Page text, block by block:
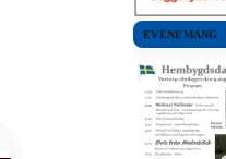
EVENEMANG